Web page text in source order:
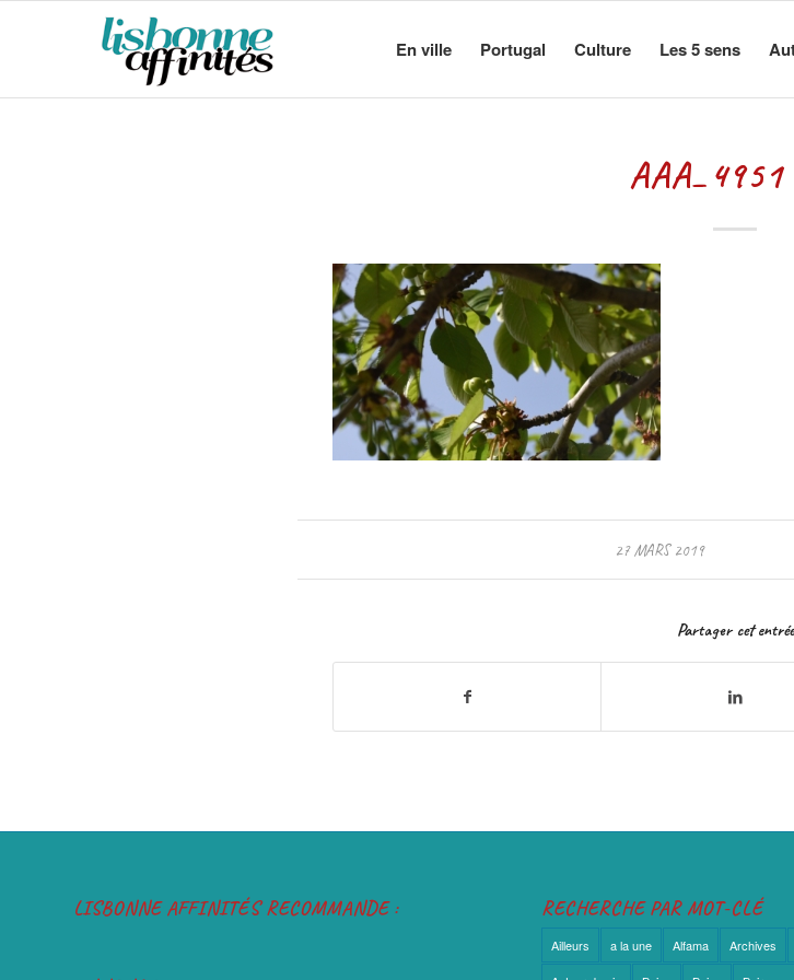
En ville Portugal Culture Les 5 sens
27 MARS 2019
Partager cet entrée
LISBONNE AFFINITÉS RECOMMANDE : RECHERCHE PAR MOT-CLÉ
Ailleurs a la une Alfama Archives